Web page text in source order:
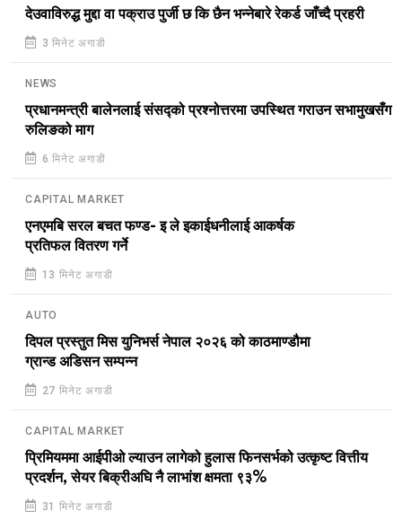
देउवाविरुद्ध मुद्दा वा पक्राउ पुर्जी छ कि छैन भन्नेबारे रेकर्ड जाँच्दै प्रहरी
3 मिनेट अगाडी
NEWS
प्रधानमन्त्री बालेनलाई संसद्को प्रश्नोत्तरमा उपस्थित गराउन सभामुखसँग
रुलिङको माग
6 मिनेट अगाडी
CAPITAL MARKET
एनएमबि सरल बचत फण्ड- इ ले इकाईधनीलाई आकर्षक
प्रतिफल वितरण गर्ने
13 मिनेट अगाडी
AUTO
दिपल प्रस्तुत मिस युनिभर्स नेपाल २०२६ को काठमाण्डौमा
ग्रान्ड अडिसन सम्पन्न
27 मिनेट अगाडी
CAPITAL MARKET
प्रिमियममा आईपीओ ल्याउन लागेको हुलास फिनसर्भको उत्कृष्ट वित्तीय
प्रदर्शन, सेयर बिक्रीअघि नै लाभांश क्षमता ९३%
31 मिनेट अगाडी